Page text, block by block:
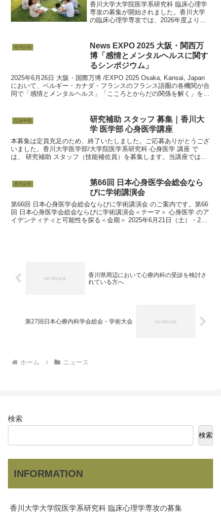
香川大学大学院医学系研究科 臨床心理学
専攻の募集が開始されました。香川大学
の臨床心理学専攻では、2026年度より、
ました。心身医学講座においても、両課
程の大学院生を募集...
イベント
News EXPO 2025 大阪・関西万
博「感情とメンタルヘルスに関す
るシンポジウム」
2025年6月26日 大阪・国際万博 /EXPO 2025 Osaka, Kansai, Japan
において、ベルギー・カナダ・フランスのフランス語圏の各機関が合
同で「感情とメンタルヘルス」「こころとからだの関係を解く」をテ
ニュース
研究補助 スタッフ 募集｜香川大
学 医学部 心身医学講座
本募集は定員充足のため、終了いたしました。ご応募ありがとうござ
いました。香川大学医学部/大学院医学系研究科 心身医学 講座 で
は、 研究補助 スタッフ（技能補佐員）を募集します。当講座では、
イベント
第66回 日本心身医学会総会なら
びに学術講演会
第66回 日本心身医学会総会ならびに学術講演会 のご案内です。第66
回 日本心身医学会総会ならびに学術講演会＜テーマ＞ 心身医学 のア
イデンティティと可能性を探る＜会期＞ 2025年6月21日（土）・22
香川県周辺において心療内科の受診を検討さ
れている方へ
第27回日本心療内科学会総会・学術大会
ホーム ニュース
検索
検索
INFORMATION
香川大学大学院医学系研究科 臨床心理学専攻の募集